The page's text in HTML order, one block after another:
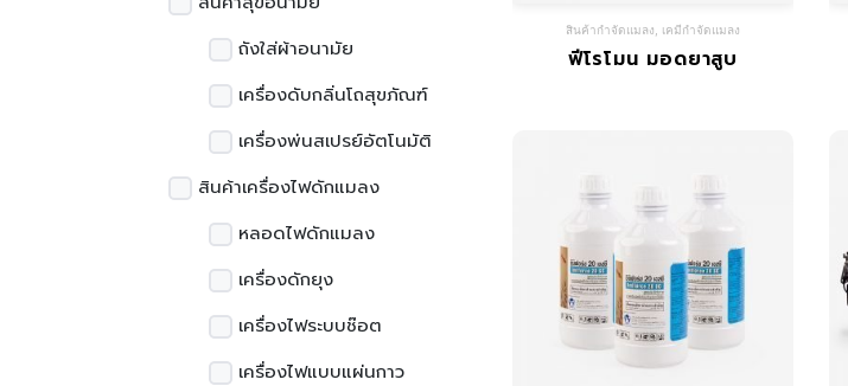
ถังใส่ผ้าอนามัย
เครื่องดับกลิ่นโถสุขภัณฑ์
เครื่องพ่นสเปรย์อัตโนมัติ
สินค้าเครื่องไฟดักแมลง
หลอดไฟดักแมลง
เครื่องดักยุง
เครื่องไฟระบบช๊อต
เครื่องไฟแบบแผ่นกาว
สินค้ากำจัดแมลง เคมีกำจัดแมลง
ฟีโรโมน มอดยาสูบ